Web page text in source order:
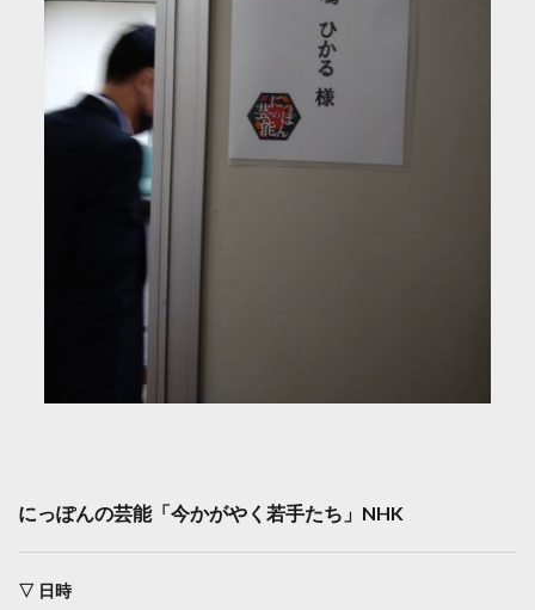
にっぽんの芸能「今かがやく若手たち」NHK
▽ 日時